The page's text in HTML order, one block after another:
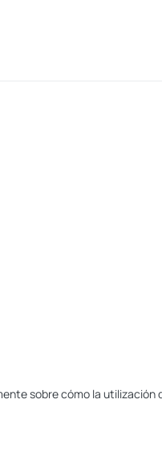
sobre cómo la utilización